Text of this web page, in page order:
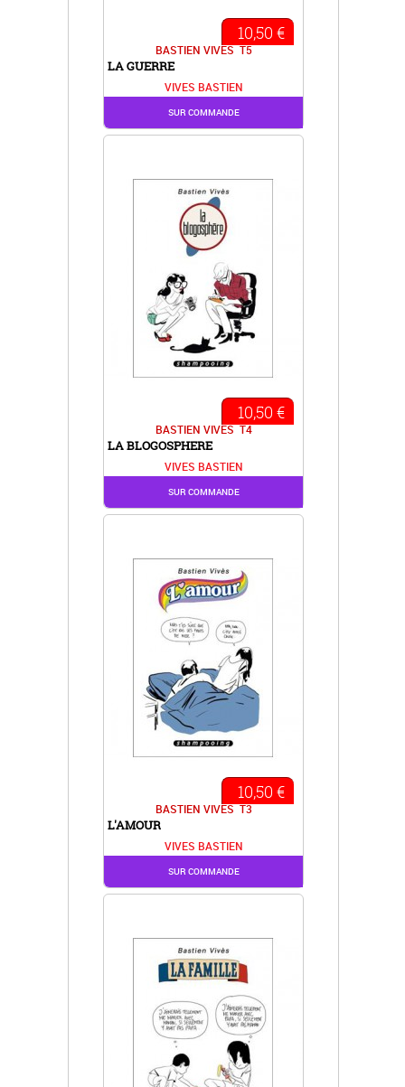
BASTIEN VIVES T5
LA GUERRE
VIVES BASTIEN
10,50 €
SUR COMMANDE
BASTIEN VIVES T4
LA BLOGOSPHERE
VIVES BASTIEN
10,50 €
SUR COMMANDE
BASTIEN VIVES T3
L'AMOUR
VIVES BASTIEN
10,50 €
SUR COMMANDE